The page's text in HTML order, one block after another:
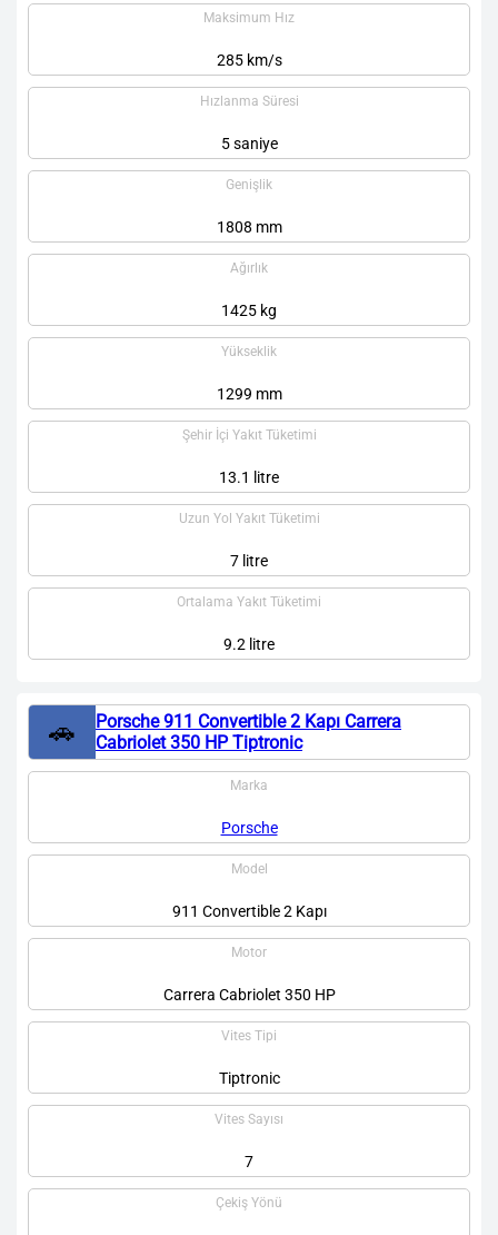
Maksimum Hız
285 km/s
Hızlanma Süresi
5 saniye
Genişlik
1808 mm
Ağırlık
1425 kg
Yükseklik
1299 mm
Şehir İçi Yakıt Tüketimi
13.1 litre
Uzun Yol Yakıt Tüketimi
7 litre
Ortalama Yakıt Tüketimi
9.2 litre
🚗
Porsche 911 Convertible 2 Kapı Carrera
Cabriolet 350 HP Tiptronic
Marka
Porsche
Model
911 Convertible 2 Kapı
Motor
Carrera Cabriolet 350 HP
Vites Tipi
Tiptronic
Vites Sayısı
7
Çekiş Yönü